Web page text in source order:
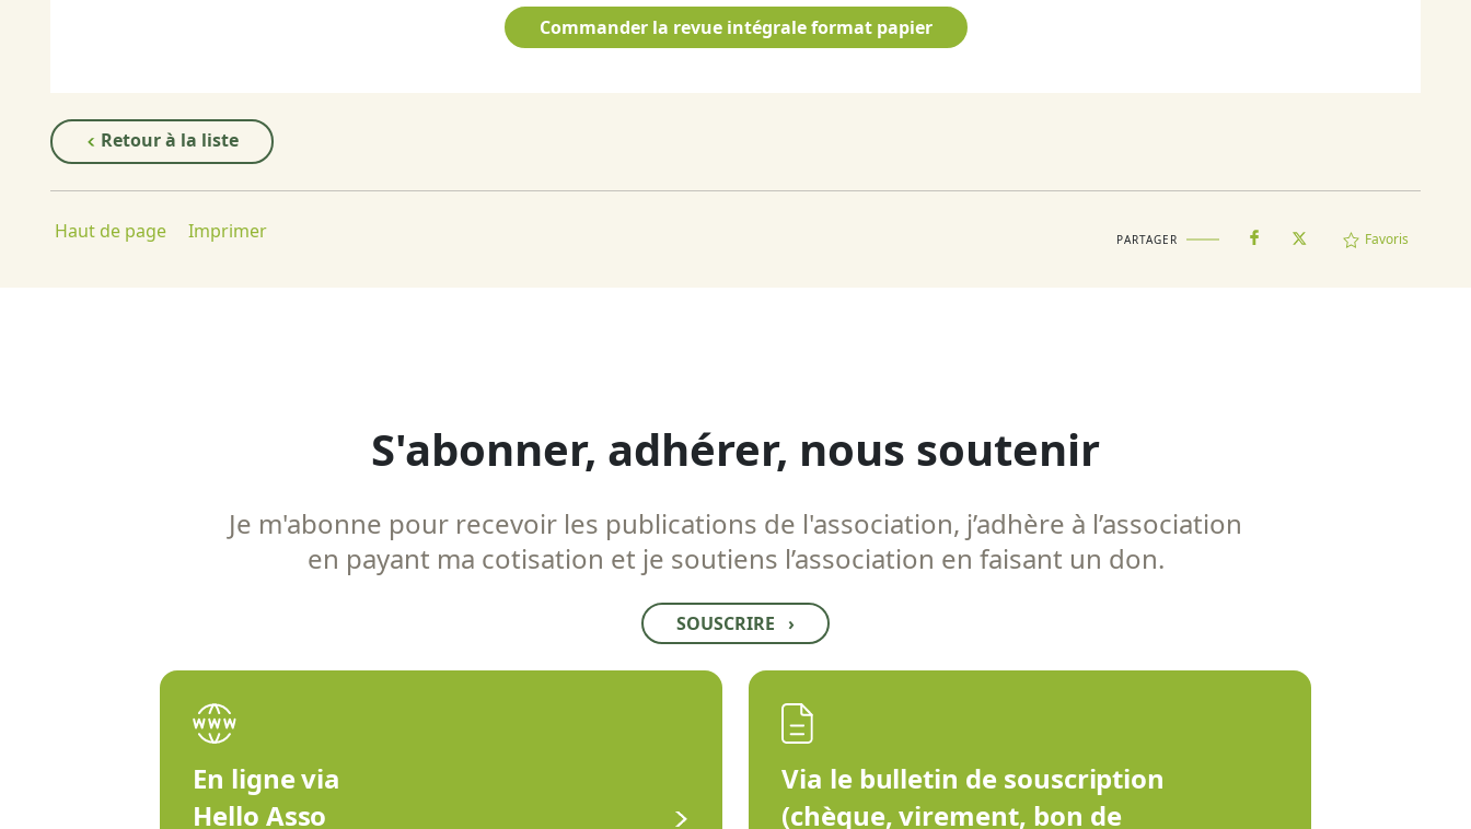
Commander la revue intégrale format papier
Retour à la liste
Haut de page Imprimer PARTAGER Favoris
S'abonner, adhérer, nous soutenir
Je m'abonne pour recevoir les publications de l'association, j’adhère à l’association
en payant ma cotisation et je soutiens l’association en faisant un don.
SOUSCRIRE ›
En ligne via
Hello Asso
Via le bulletin de souscription
(chèque, virement, bon de